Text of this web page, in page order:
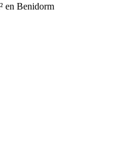
en Benidorm